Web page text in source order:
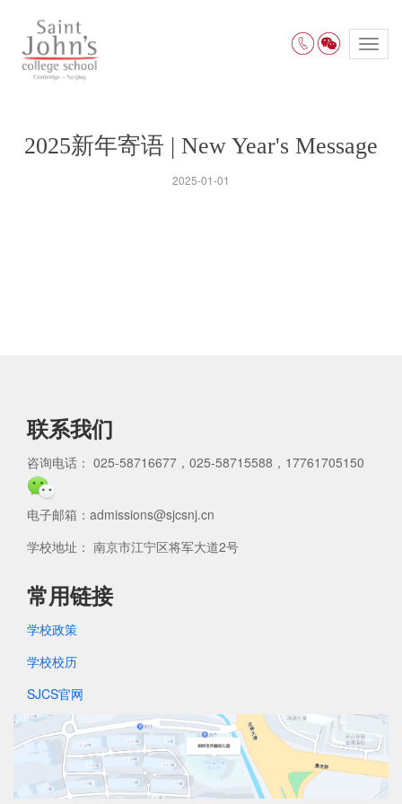
2025新年寄语 | New Year's Message
2025-01-01
联系我们
咨询电话： 025-58716677，025-58715588，17761705150
电子邮箱：admissions@sjcsnj.cn
学校地址： 南京市江宁区将军大道2号
常用链接
学校政策
学校校历
SJCS官网